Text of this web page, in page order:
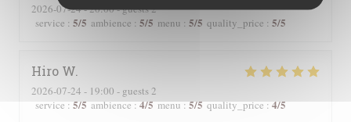
2026-07-24- 20:00 - guests 2
service : 5/5 ambience : 5/5 menu : 5/5 quality_price : 5/5
Hiro W
2026-07-24 - 19:00 - guests 2
service : 5/5 ambience:4/5 menu:5/5 quality_price:4/5